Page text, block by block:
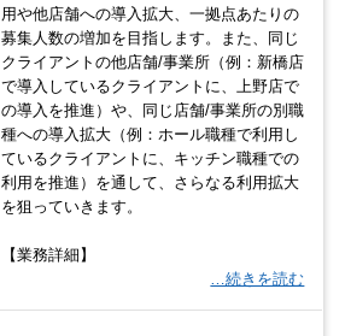
用や他店舗への導入拡大、一拠点あたりの
募集人数の増加を目指します。また、同じ
クライアントの他店舗/事業所（例：新橋店
で導入しているクライアントに、上野店で
の導入を推進）や、同じ店舗/事業所の別職
種への導入拡大（例：ホール職種で利用し
ているクライアントに、キッチン職種での
利用を推進）を通して、さらなる利用拡大
を狙っていきます。
【業務詳細】
…続きを読む